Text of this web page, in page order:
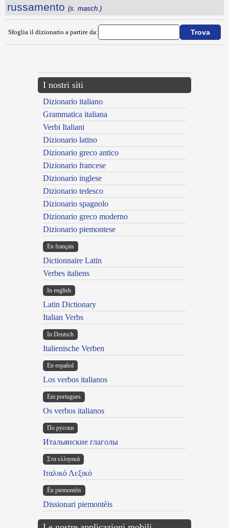
russamento (s. masch.)
Sfoglia il dizionario a partire da:
I nostri siti
Dizionario italiano
Grammatica italiana
Verbi Italiani
Dizionario latino
Dizionario greco antico
Dizionario francese
Dizionario inglese
Dizionario tedesco
Dizionario spagnolo
Dizionario greco moderno
Dizionario piemontese
En français
Dictionnaire Latin
Verbes italiens
In english
Latin Dictionary
Italian Verbs
In Deutsch
Italienische Verben
En español
Los verbos italianos
Em portugues
Os verbos italianos
По русски
Итальянские глаголы
Στα ελληνικά
Ιταλικό Λεξικό
Ën piemontèis
Dissionari piemontèis